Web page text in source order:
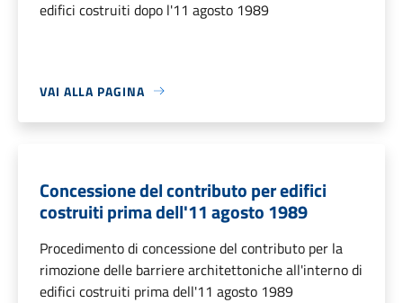
edifici costruiti dopo l'11 agosto 1989
VAI ALLA PAGINA
Concessione del contributo per edifici
costruiti prima dell'11 agosto 1989
Procedimento di concessione del contributo per la
rimozione delle barriere architettoniche all'interno di
edifici costruiti prima dell'11 agosto 1989